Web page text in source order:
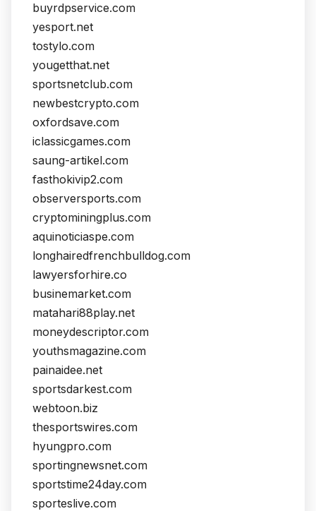
buyrdpservice.com
yesport.net
tostylo.com
yougetthat.net
sportsnetclub.com
newbestcrypto.com
oxfordsave.com
iclassicgames.com
saung-artikel.com
fasthokivip2.com
observersports.com
cryptominingplus.com
aquinoticiaspe.com
longhairedfrenchbulldog.com
lawyersforhire.co
businemarket.com
matahari88play.net
moneydescriptor.com
youthsmagazine.com
painaidee.net
sportsdarkest.com
webtoon.biz
thesportswires.com
hyungpro.com
sportingnewsnet.com
sportstime24day.com
sporteslive.com